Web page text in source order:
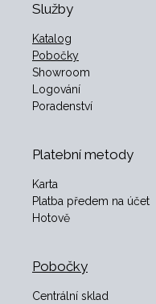
Služby
Katalog
Pobočky
Showroom
Logování
Poradenství
Platební metody
Karta
Platba předem na účet
Hotově
Pobočky
Centrální sklad